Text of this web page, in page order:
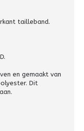
tailleband.
en gemaakt van
Dit